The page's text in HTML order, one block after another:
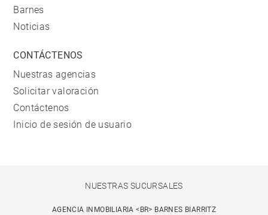
Barnes
Noticias
CONTÁCTENOS
Nuestras agencias
Solicitar valoración
Contáctenos
Inicio de sesión de usuario
NUESTRAS SUCURSALES
AGENCIA INMOBILIARIA <BR> BARNES BIARRITZ